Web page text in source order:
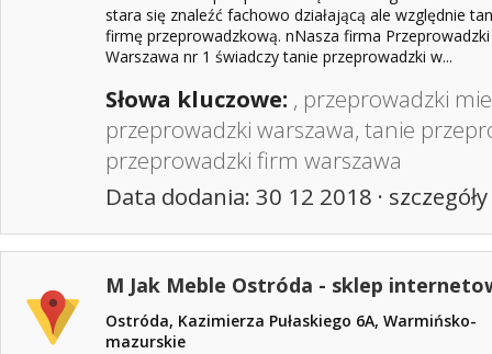
stara się znaleźć fachowo działającą ale względnie
firmę przeprowadzkową. nNasza firma Przeprowadzki
Warszawa nr 1 świadczy tanie przeprowadzki w...
Słowa kluczowe: , przeprowadzki
przeprowadzki warszawa, tanie
przeprowadzki firm warszawa
Data dodania: 30 12 2018 ·
M Jak Meble Ostróda - sklep
Ostróda, Kazimierza Pułaskiego 6A, Warmińsko-
mazurskie